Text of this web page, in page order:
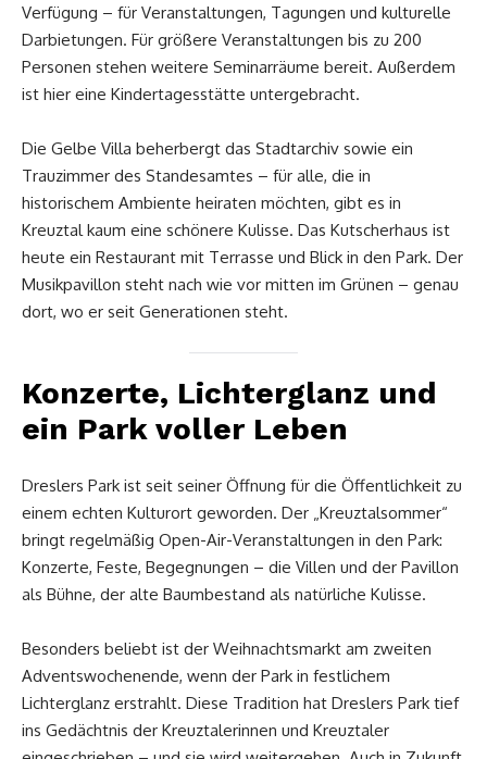
Verfügung – für Veranstaltungen, Tagungen und kulturelle
Darbietungen. Für größere Veranstaltungen bis zu 200
Personen stehen weitere Seminarräume bereit. Außerdem
ist hier eine Kindertagesstätte untergebracht.
Die Gelbe Villa beherbergt das Stadtarchiv sowie ein
Trauzimmer des Standesamtes – für alle, die in
historischem Ambiente heiraten möchten, gibt es in
Kreuztal kaum eine schönere Kulisse. Das Kutscherhaus ist
heute ein Restaurant mit Terrasse und Blick in den Park. Der
Musikpavillon steht nach wie vor mitten im Grünen – genau
dort, wo er seit Generationen steht.
Konzerte, Lichterglanz und
ein Park voller Leben
Dreslers Park ist seit seiner Öffnung für die Öffentlichkeit zu
einem echten Kulturort geworden. Der „Kreuztalsommer“
bringt regelmäßig Open-Air-Veranstaltungen in den Park:
Konzerte, Feste, Begegnungen – die Villen und der Pavillon
als Bühne, der alte Baumbestand als natürliche Kulisse.
Besonders beliebt ist der Weihnachtsmarkt am zweiten
Adventswochenende, wenn der Park in festlichem
Lichterglanz erstrahlt. Diese Tradition hat Dreslers Park tief
ins Gedächtnis der Kreuztalerinnen und Kreuztaler